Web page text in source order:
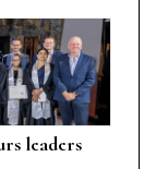
leaders